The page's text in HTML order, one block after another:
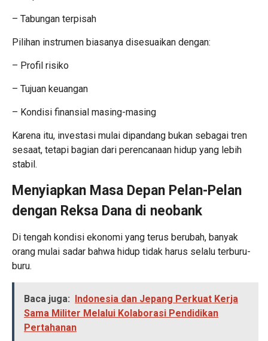
– Tabungan terpisah
Pilihan instrumen biasanya disesuaikan dengan:
– Profil risiko
– Tujuan keuangan
– Kondisi finansial masing-masing
Karena itu, investasi mulai dipandang bukan sebagai tren
sesaat, tetapi bagian dari perencanaan hidup yang lebih
stabil.
Menyiapkan Masa Depan Pelan-Pelan
dengan Reksa Dana di neobank
Di tengah kondisi ekonomi yang terus berubah, banyak
orang mulai sadar bahwa hidup tidak harus selalu terburu-
buru.
Baca juga: Indonesia dan Jepang Perkuat Kerja
Sama Militer Melalui Kolaborasi Pendidikan
Pertahanan